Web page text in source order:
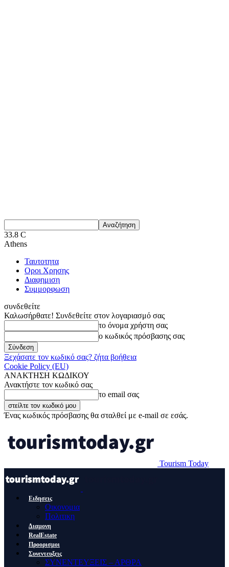
33.8 C
Athens
Ταυτοτητα
Οροι Χρησης
Διαφημιση
Συμμορφωση
συνδεθείτε
Καλωσήρθατε! Συνδεθείτε στον λογαριασμό σας
το όνομα χρήστη σας
ο κωδικός πρόσβασης σας
Ξεχάσατε τον κωδικό σας? ζήτα βοήθεια
Cookie Policy (EU)
ΑΝΑΚΤΗΣΗ ΚΩΔΙΚΟΥ
Ανακτήστε τον κωδικό σας
το email σας
Ένας κωδικός πρόσβασης θα σταλθεί με e-mail σε εσάς.
Tourism Today
Ειδησεις
Οικονομια
Πολιτικη
Διαμονη
RealEstate
Προορισμοι
Συνεντευξεις
ΣΥΝΕΝΤΕΥΞΕΙΣ – ΑΡΘΡΑ